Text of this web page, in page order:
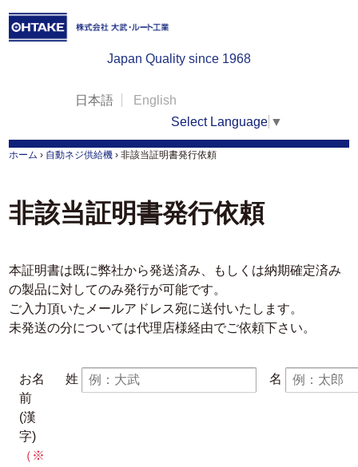
Japan Quality since 1968
日本語
English
Select Language ▼
ホーム › 自動ネジ供給機 › 非該当証明書発行依頼
非該当証明書発行依頼
本証明書は既に弊社から発送済み、もしくは納期確定済み
の製品に対してのみ発行が可能です。
ご入力頂いたメールアドレス宛に送付いたします。
未発送の分については代理店様経由でご依頼下さい。
お名
前
(漢
字)
（※
姓 名